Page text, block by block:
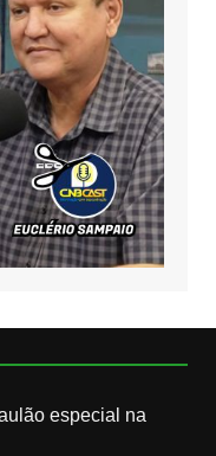
especial na